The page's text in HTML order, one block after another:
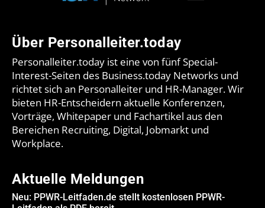
Über Personalleiter.today
Personalleiter.today ist eine von fünf Special-
Interest-Seiten des Business.today Networks und
richtet sich an Personalleiter und HR-Manager. Wir
bieten HR-Entscheidern aktuelle Konferenzen,
Vorträge, Whitepaper und Fachartikel aus den
Bereichen Recruiting, Digital, Jobmarkt und
Workplace.
Aktuelle Meldungen
Neu: PPWR-Leitfaden.de stellt kostenlosen PPWR-